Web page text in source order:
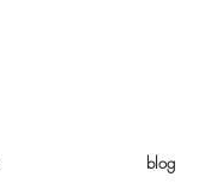
blog